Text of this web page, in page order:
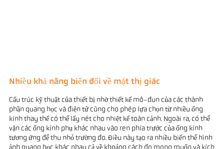
Nhiều khả năng biến đổi về mặt thị giác
Cấu trúc kỹ thuật của thiết bị nhờ thiết kế mô-đun của các thành
phần quang học và điện tử cũng cho phép lựa chọn từ nhiều ống
kính thay thế có thể lấy nét cho nhiệt kế toàn cảnh. Ngoài ra, có thể
vặn các ống kính phụ khác nhau vào ren phía trước của ống kính
tương ứng để thu nhỏ trường đo. Điều này tạo ra nhiều biến thể hình